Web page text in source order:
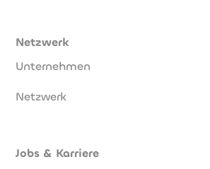
Netzwerk
Unternehmen
Netzwerk
Jobs & Karriere